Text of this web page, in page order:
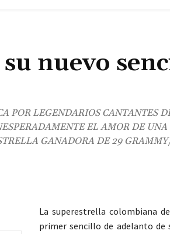
nuevo
POR LEGENDARIOS CANTANTES
EL AMOR DE
GANADORA DE 29
La superestrella colombiana
primer sencillo de adelanto de